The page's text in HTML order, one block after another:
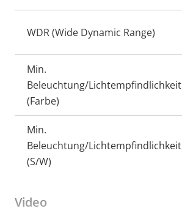
WDR (Wide Dynamic Range)
Min.
Beleuchtung/Lichtempfindlichkeit
(Farbe)
Min.
Beleuchtung/Lichtempfindlichkeit
(S/W)
Video